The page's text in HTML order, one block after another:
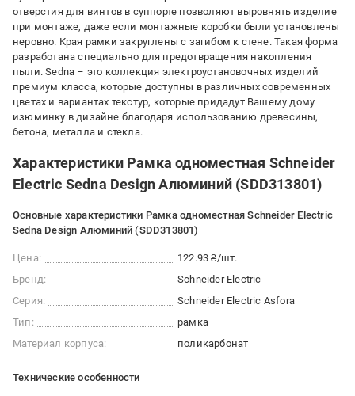
отверстия для винтов в суппорте позволяют выровнять изделие
при монтаже, даже если монтажные коробки были установлены
неровно. Края рамки закруглены с загибом к стене. Такая форма
разработана специально для предотвращения накопления
пыли. Sedna – это коллекция электроустановочных изделий
премиум класса, которые доступны в различных современных
цветах и ​​вариантах текстур, которые придадут Вашему дому
изюминку в дизайне благодаря использованию древесины,
бетона, металла и стекла.
Характеристики Рамка одноместная Schneider
Electric Sedna Design Алюминий (SDD313801)
Основные характеристики Рамка одноместная Schneider Electric
Sedna Design Алюминий (SDD313801)
Цена:
122.93 ₴/шт.
Бренд:
Schneider Electric
Серия:
Schneider Electric Asfora
Тип:
рамка
Материал корпуса:
поликарбонат
Технические особенности